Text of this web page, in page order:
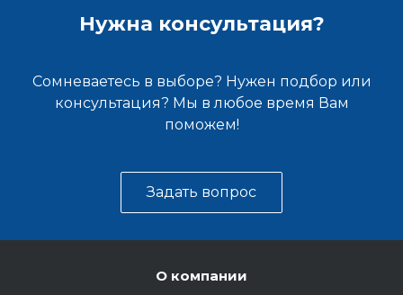
Нужна консультация?
Сомневаетесь в выборе? Нужен подбор или
консультация? Мы в любое время Вам
поможем!
Задать вопрос
О компании